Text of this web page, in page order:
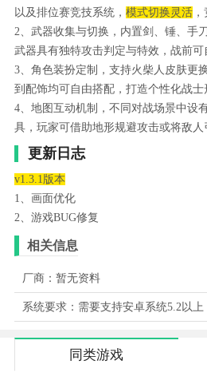
以及排位赛竞技系统， 模式切换灵活，
2、武器收集与切换，内置剑、锤、手
武器具有独特攻击判定与特效，战前可
3、角色装扮定制，支持火柴人皮肤更
到配饰均可自由搭配，打造个性化战士
4、地图互动机制，不同对战场景中设
具，玩家可借助地形规避攻击或将敌人
更新日志
v1.3.1版本
1、画面优化
2、游戏BUG修复
相关信息
厂商：暂无资料
系统要求：需要支持安卓系统5.2以上
同类游戏